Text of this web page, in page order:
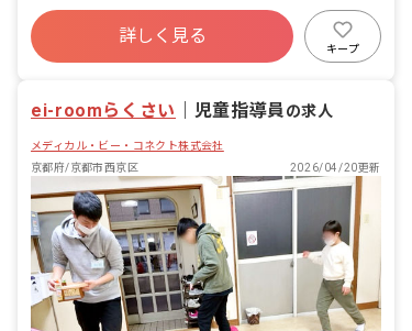
は無料で利用できます！
ボーナス・賞与あり
土日祝休み
有給
残業少なめ
昇給昇進あり
詳しく見る
キープ
ei-roomらくさい 児童指導員の求人
メディカル・ビー・コネクト株式会社
京都府/京都市西京区
2026/04/20更新